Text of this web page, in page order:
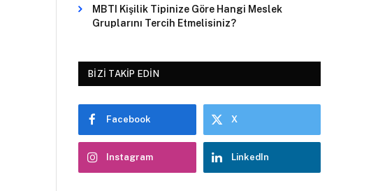
MBTI Kişilik Tipinize Göre Hangi Meslek
Gruplarını Tercih Etmelisiniz?
BIZI TAKIP EDIN
Facebook X
Instagram LinkedIn